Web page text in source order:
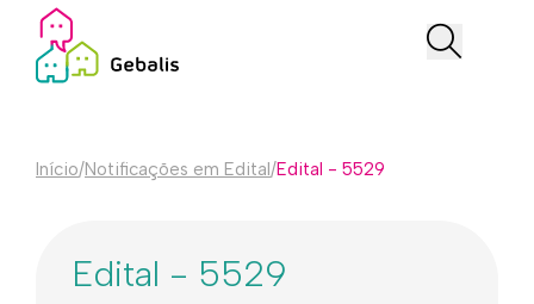
Início/Notificações em Edital/Edital - 5529
Edital - 5529